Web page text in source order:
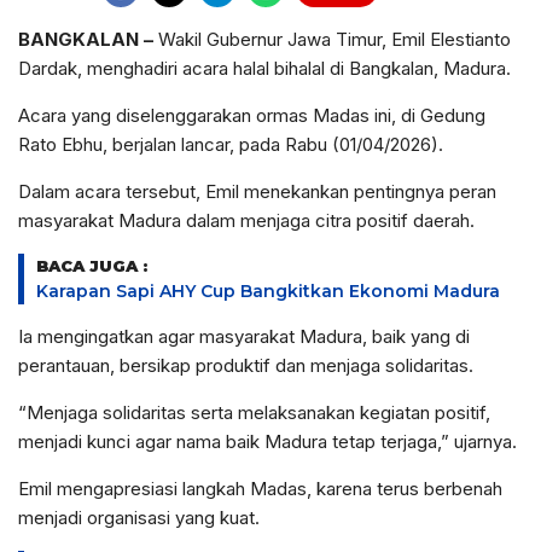
BANGKALAN – Wakil Gubernur Jawa Timur, Emil Elestianto
Dardak, menghadiri acara halal bihalal di Bangkalan, Madura.
Acara yang diselenggarakan ormas Madas ini, di Gedung
Rato Ebhu, berjalan lancar, pada Rabu (01/04/2026).
Dalam acara tersebut, Emil menekankan pentingnya peran
masyarakat Madura dalam menjaga citra positif daerah.
BACA JUGA :
Karapan Sapi AHY Cup Bangkitkan Ekonomi Madura
Ia mengingatkan agar masyarakat Madura, baik yang di
perantauan, bersikap produktif dan menjaga solidaritas.
“Menjaga solidaritas serta melaksanakan kegiatan positif,
menjadi kunci agar nama baik Madura tetap terjaga,” ujarnya.
Emil mengapresiasi langkah Madas, karena terus berbenah
menjadi organisasi yang kuat.